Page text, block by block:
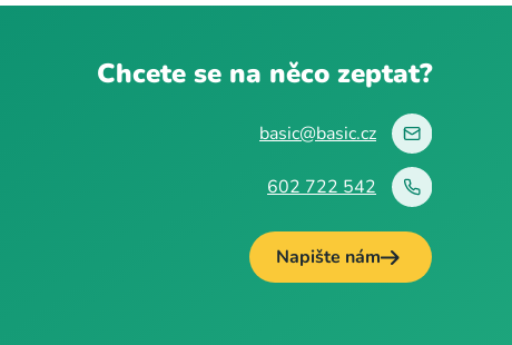
Chcete se na něco zeptat?
basic@basic.cz
602 722 542
Napište nám